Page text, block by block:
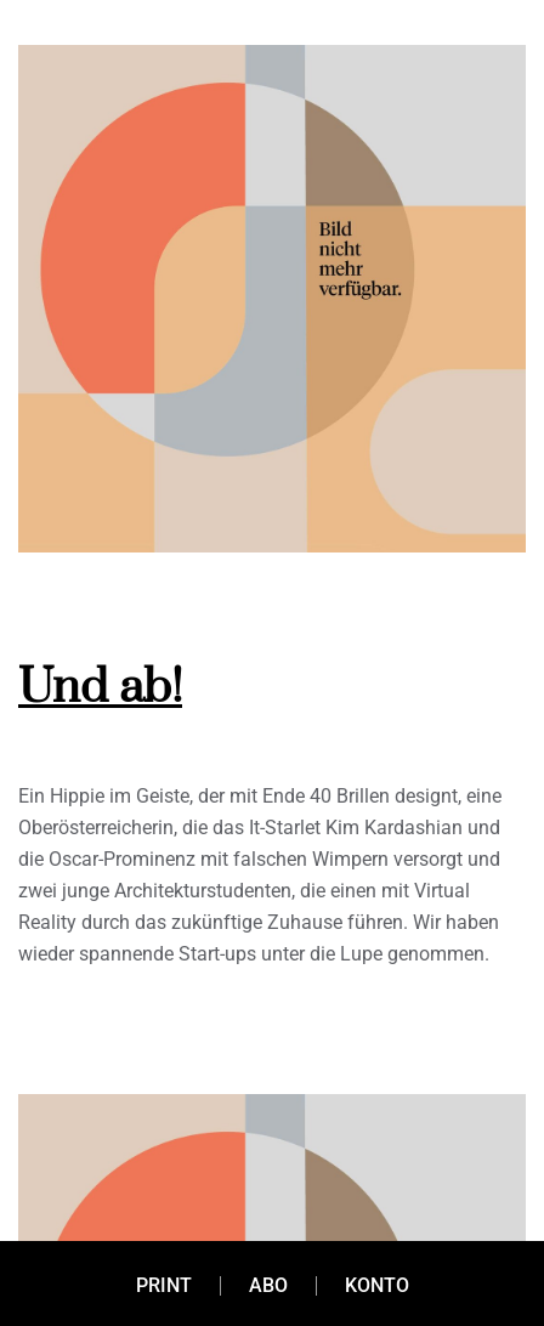
Und ab!
Ein Hippie im Geiste, der mit Ende 40 Brillen designt, eine
Oberösterreicherin, die das It-Starlet Kim Kardashian und
die Oscar-Prominenz mit falschen Wimpern versorgt und
zwei junge Architekturstudenten, die einen mit Virtual
Reality durch das zukünftige Zuhause führen. Wir haben
wieder spannende Start-ups unter die Lupe genommen.
PRINT ABO KONTO